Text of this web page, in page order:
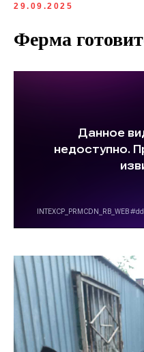
29.09.2025
Ферма